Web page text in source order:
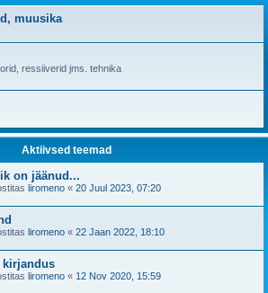
muusika
ressiiverid jms. tehnika
Aktiivsed teemad
on jäänud...
liromeno « 20 Juul 2023, 07:20
liromeno « 22 Jaan 2022, 18:10
kirjandus
liromeno « 12 Nov 2020, 15:59